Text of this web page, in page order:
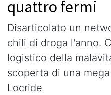
quattro fermi
​Disarticolato un
chili di droga l'anno.
logistico della
scoperta di una
Locride